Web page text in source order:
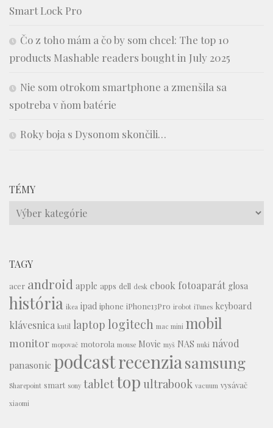
Smart Lock Pro
Čo z toho mám a čo by som chcel: The top 10
products Mashable readers bought in July 2025
Nie som otrokom smartphone a zmenšila sa
spotreba v ňom batérie
Roky boja s Dysonom skončili…
TÉMY
Témy
TAGY
acer android apple apps dell desk ebook fotoaparát glosa
história ikea ipad iphone iPhone13Pro irobot iTunes keyboard
klávesnica kutil laptop logitech mac mini mobil
monitor mopovač motorola mouse Movie myš NAS nuki návod
panasonic podcastrecenziasamsung
Sharepoint smart sony tablettop ultrabook vacuum vysávač
xiaomi